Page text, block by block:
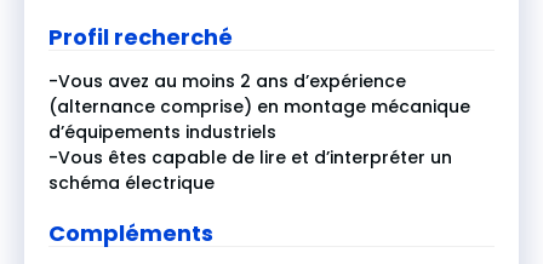
Profil recherché
-Vous avez au moins 2 ans d’expérience
(alternance comprise) en montage mécanique
d’équipements industriels
-Vous êtes capable de lire et d’interpréter un
schéma électrique
Compléments